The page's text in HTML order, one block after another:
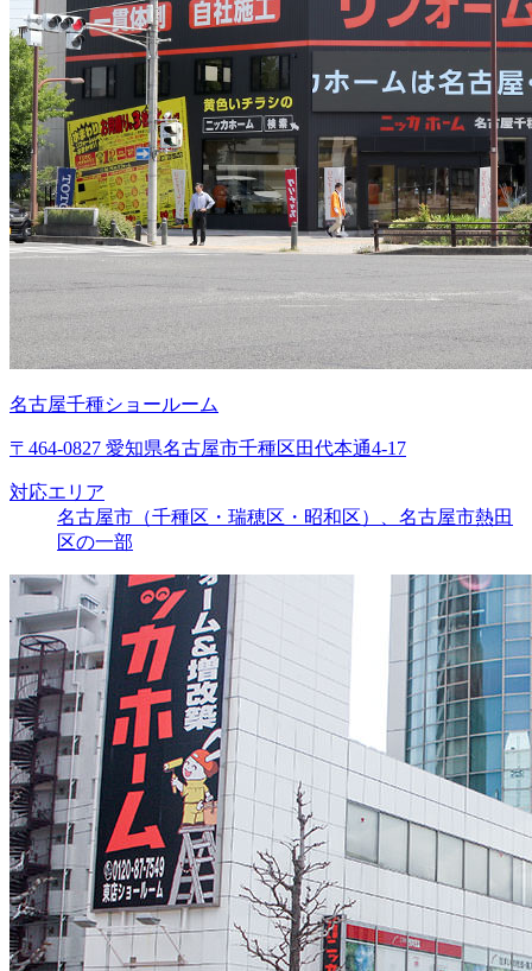
名古屋千種ショールーム
〒464-0827 愛知県名古屋市千種区田代本通4-17
対応エリア
名古屋市（千種区・瑞穂区・昭和区）、名古屋市熱田
区の一部